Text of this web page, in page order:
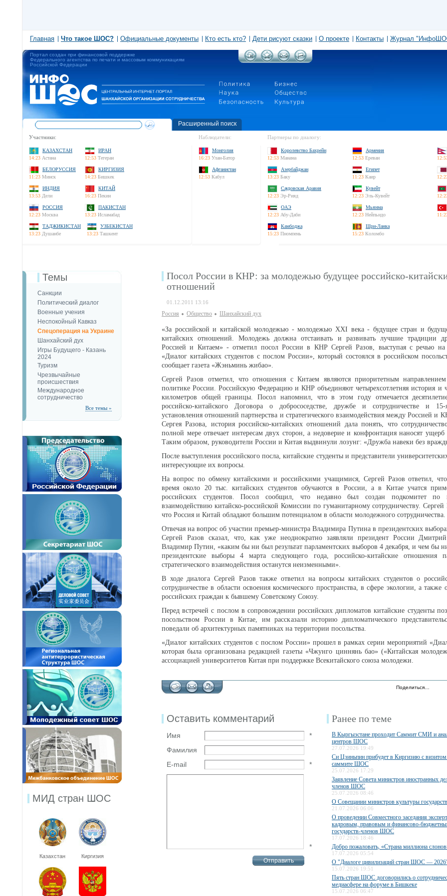
Главная Что такое ШОС? Официальные документы Кто есть кто? Дети рисуют сказки О проекте Контакты Журнал
Портал создан при финансовой поддержке
Федерального агентства по печати и массовым коммуникациям
Российской Федерации
Расширенный поиск
Участники:
КАЗАХСТАН
14:23 Астана
ИРАН
12:53 Тегеран
БЕЛОРУССИЯ
11:23 Минск
КИРГИЗИЯ
14:23 Бишкек
ИНДИЯ
13:53 Дели
КИТАЙ
16:23 Пекин
РОССИЯ
12:23 Москва
ПАКИСТАН
13:23 Исламабад
ТАДЖИКИСТАН
13:23 Душанбе
УЗБЕКИСТАН
13:23 Ташкент
Наблюдатели:
Монголия
16:23 Улан-Батор
Афганистан
12:53 Кабул
Партнеры по диалогу:
Королевство Бахрейн
12:53 Манама
Армения
12:53 Ереван
Азербайджан
13:23 Баку
Египет
11:23 Каир
Саудовская Аравия
12:23 Эр-Рияд
Кувейт
12:23 Эль-Кувейт
ОАЭ
12:23 Абу-Даби
Мьянма
12:23 Нейпьидо
Камбоджа
15:23 Пномпень
Шри-Ланка
15:23 Коломбо
Темы
Санкции
Политический диалог
Военные учения
Неспокойный Кавказ
Спецоперация на Украине
Шанхайский дух
Игры Будущего - Казань
2024
Туризм
Чрезвычайные
происшествия
Международное
сотрудничество
Все темы »
МИД стран ШОС
Казахстан Киргизия
Посол России в КНР: за молодежью будущее российско-
отношений
01.12.2011 13:16
Россия Общество Шанхайский дух
«За российской и китайской молодежью - молодежью XXI века - будущее стран и
китайских отношений. Молодежь должна отстаивать и развивать лучшие традиции
Россией и Китаем» - отметил посол России в КНР Сергей Разов, выступая с речью на
«Диалог китайских студентов с послом России», который состоялся в российском
сообщает газета «Жэньминь жибао».
Сергей Разов отметил, что отношения с Китаем являются приоритетным
политике России. Российскую Федерацию и КНР объединяют четырехсотлетняя история и
километров общей границы. Посол напомнил, что в этом году отмечается
российско-китайского Договора о добрососедстве, дружбе и сотрудничестве и
установления отношений партнерства и стратегического взаимодействия между Россией и
Сергея Разова, история российско-китайских отношений дала понять, что
полной мере отвечает интересам двух сторон, а недоверие и конфронтация наносят ущерб
Таким образом, руководители России и Китая выдвинули лозунг: «Дружба навеки без
После выступления российского посла, китайские студенты и представители
интересующие их вопросы.
На вопрос по обмену китайскими и российскими учащимися, Сергей Разов ответил,
время около 20 тыс. китайских студентов обучаются в России, а в Китае учатся
российских студентов. Посол сообщил, что недавно был создан подкомитет по
взаимодействию китайско-российской Комиссии по гуманитарному сотрудничеству. Сергей
что Россия и Китай обладают большим потенциалом в области молодежного сотрудничества.
Отвечая на вопрос об участии премьер-министра Владимира Путина в президентских
Сергей Разов сказал, что, как уже неоднократно заявляли президент России
Владимир Путин, «каким бы ни был результат парламентских выборов 4 декабря, и чем бы
президентские выборы 4 марта следующего года, российско-китайские отношения
стратегического взаимодействия останутся неизменными».
В ходе диалога Сергей Разов также ответил на вопросы китайских студентов о
сотрудничестве в области освоения космического пространства, в сфере экологии, а
российских граждан к бывшему Советскому Союзу.
Перед встречей с послом в сопровождении российских дипломатов китайские студенты
посольством России в Китае, им рассказали историю дипломатического
поведали об архитектурных памятниках на территории посольства.
«Диалог китайских студентов с послом России» прошел в рамках серии мероприятий
которая была организована редакцией газеты «Чжунго циннянь бао» («Китайская
ассоциацией университетов Китая при поддержке Всекитайского союза молодежи.
Поделиться…
Оставить комментарий
Имя
*
Фамилия
E-mail
*
*
Ранее по теме
В Кыргызстане проходит Саммит СМИ и
центров ШОС
27.07.2026 19:49
Си Цзиньпин прибудет в Киргизию с
саммите ШОС
25.07.2026 17:29
Заявление Совета министров иностранных
членов ШОС
25.07.2026 08:46
О Совещании министров культуры
21.07.2026 06:06
О проведении Совместного заседания
кадровым, правовым и финансово-
государств-членов ШОС
17.07.2026 18:46
Добро пожаловать, «Страна миллиона
17.07.2026 05:54
О "Диалоге цивилизаций стран ШОС —
15.07.2026 19:51
Пять стран ШОС договорились о
медиасфере на форуме в Бишкеке
15.07.2026 06:47